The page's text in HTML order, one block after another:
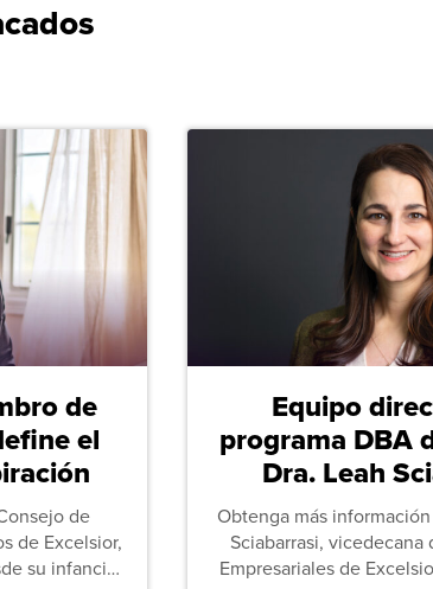
de
el
de
de Excelsior,
su infancia
Equipo
programa DBA
Dra. Leah
Obtenga más
Sciabarrasi, vicedecana
Empresariales de